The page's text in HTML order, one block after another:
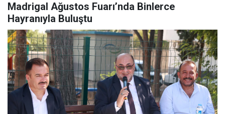
Madrigal Ağustos Fuarı’nda Binlerce
Hayranıyla Buluştu